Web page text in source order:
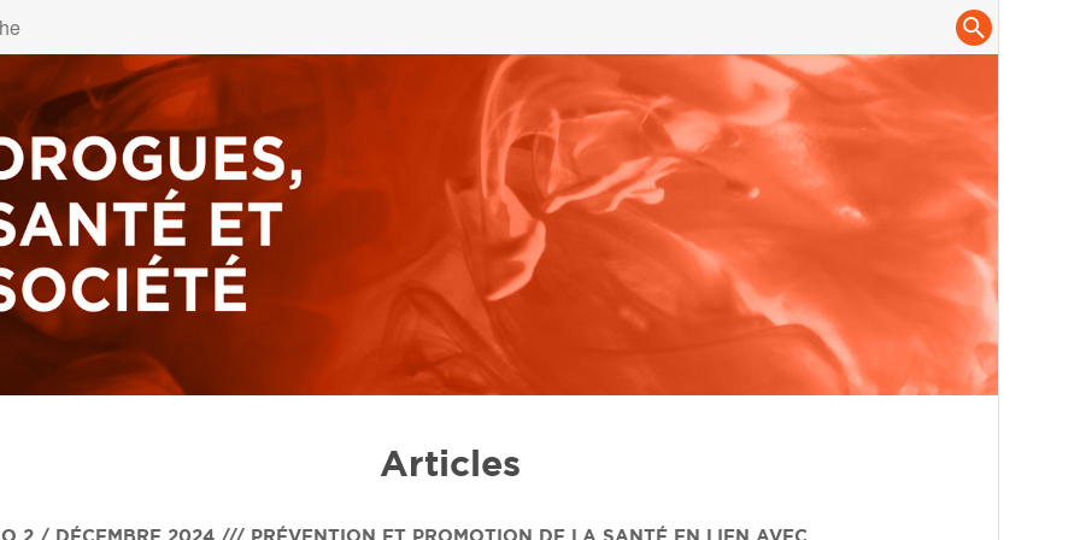
Articles
2 / DÉCEMBRE 2024 /// PRÉVENTION ET PROMOTION DE LA SANTÉ EN LIEN AVEC